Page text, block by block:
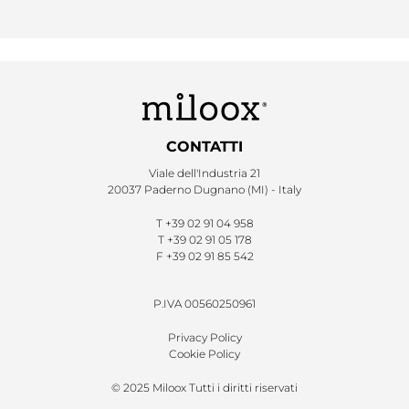
CONTATTI
Viale dell'Industria 21
20037 Paderno Dugnano (MI) - Italy
T +39 02 91 04 958
T +39 02 91 05 178
F +39 02 91 85 542
P.IVA 00560250961
Privacy Policy
Cookie Policy
© 2025 Miloox Tutti i diritti riservati